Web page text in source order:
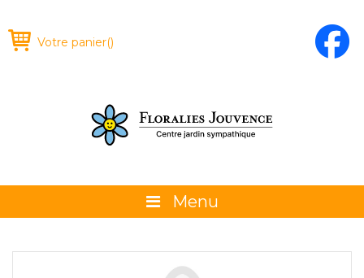
Votre panier()
Menu
La boutique